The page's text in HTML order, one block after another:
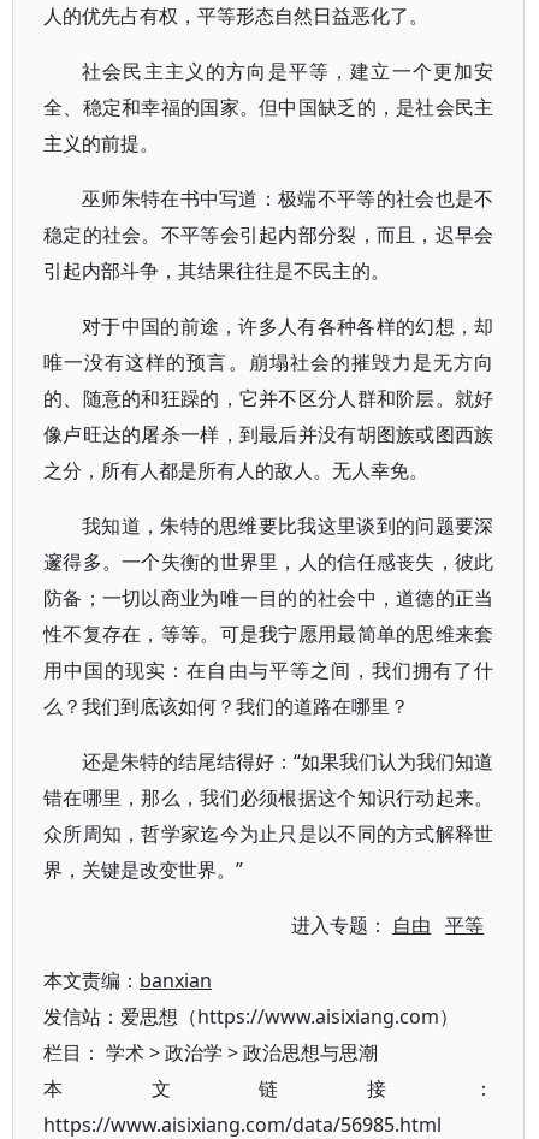
人的优先占有权，平等形态自然日益恶化了。
社会民主主义的方向是平等，建立一个更加安
全、稳定和幸福的国家。但中国缺乏的，是社会民主
主义的前提。
巫师朱特在书中写道：极端不平等的社会也是不
稳定的社会。不平等会引起内部分裂，而且，迟早会
引起内部斗争，其结果往往是不民主的。
对于中国的前途，许多人有各种各样的幻想，却
唯一没有这样的预言。崩塌社会的摧毁力是无方向
的、随意的和狂躁的，它并不区分人群和阶层。就好
像卢旺达的屠杀一样，到最后并没有胡图族或图西族
之分，所有人都是所有人的敌人。无人幸免。
我知道，朱特的思维要比我这里谈到的问题要深
邃得多。一个失衡的世界里，人的信任感丧失，彼此
防备；一切以商业为唯一目的的社会中，道德的正当
性不复存在，等等。可是我宁愿用最简单的思维来套
用中国的现实：在自由与平等之间，我们拥有了什
么？我们到底该如何？我们的道路在哪里？
还是朱特的结尾结得好：“如果我们认为我们知道
错在哪里，那么，我们必须根据这个知识行动起来。
众所周知，哲学家迄今为止只是以不同的方式解释世
界，关键是改变世界。”
进入专题： 自由 平等
本文责编： banxian
发信站：爱思想（https://www.aisixiang.com）
栏目： 学术>政治学 >政治思想与思潮
本文链接：
https://www.aisixiang.com/data/56985.html